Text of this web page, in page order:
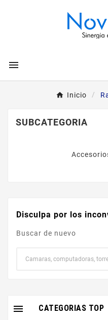

Inicio
SUBCATEGORIA
Disculpa por los
Buscar de nuevo
CATEGORIAS TOP
